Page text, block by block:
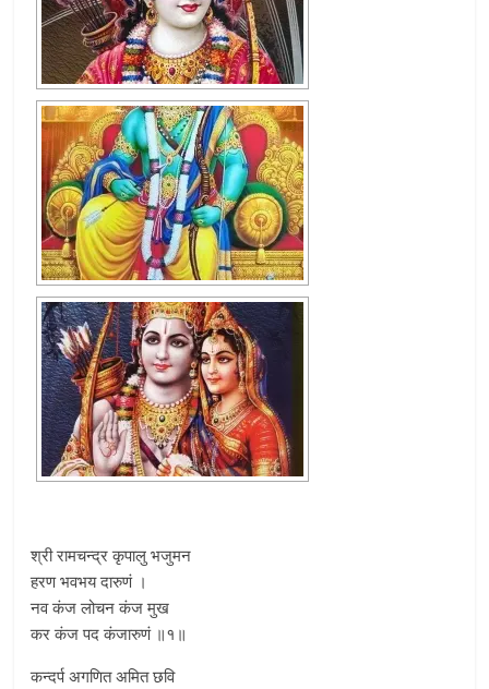
श्री रामचन्द्र कृपालु भजुमन
हरण भवभय दारुणं ।
नव कंज लोचन कंज मुख
कर कंज पद कंजारुणं ॥१॥
कन्दर्प अगणित अमित छवि